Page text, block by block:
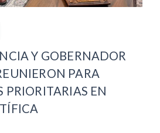
Y GOBERNADOR
PARA
PRIORITARIAS EN